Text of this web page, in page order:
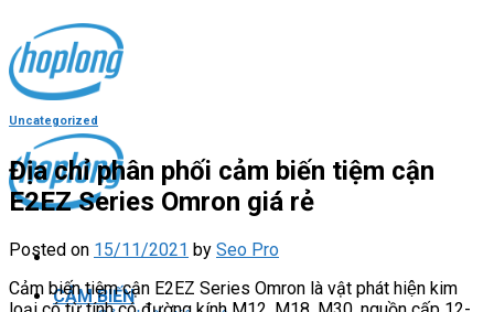
content
CẢM BIẾN
Uncategorized
Địa chỉ phân phối cảm biến tiệm cận
E2EZ Series Omron giá rẻ
Posted on 15/11/2021 by Seo Pro
Cảm biến tiệm cận E2EZ Series Omron là vật phát hiện kim